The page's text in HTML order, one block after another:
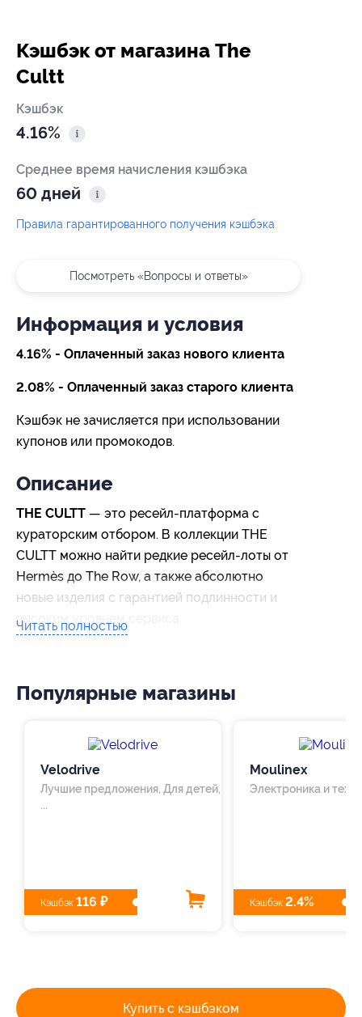
Кэшбэк от магазина The
Cultt
Кэшбэк
4.16%
Среднее время начисления кэшбэка
60 дней
Правила гарантированного получения кэшбэка
Посмотреть «Вопросы и ответы»
Информация и условия
4.16% - Оплаченный заказ нового клиента
2.08% - Оплаченный заказ старого клиента
Кэшбэк не зачисляется при использовании
купонов или промокодов.
Описание
THE CULTT — это ресейл-платформа с
кураторским отбором. В коллекции THE
CULTT можно найти редкие ресейл-лоты от
Hermès до The Row, а также абсолютно
новые изделия с гарантией подлинности и
высоким уровнем сервиса.
Читать полностью
Популярные магазины
Velodrive
Лучшие предложения, Для детей,
...
Кэшбэк 116 ₽
Moulinex
Электроника и
Кэшбэк 2.4%
Купить с кэшбэком